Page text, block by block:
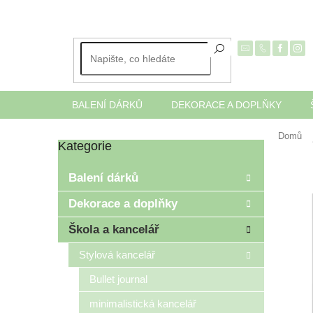
BALENÍ DÁRKŮ DEKORACE A DOPLŇKY
Domů
P
r
n
Přeskočit
Kategorie
Balení dárků
Dekorace a doplňky
Škola a kancelář
Stylová kancelář
Bullet journal
minimalistická kancelář